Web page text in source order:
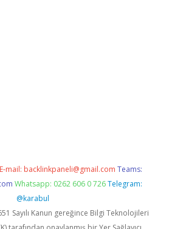
E-mail: backlinkpaneli@gmail.com Teams:
Whatsapp: 0262 606 0 726 Telegram:
@karabul
Sayılı Kanun gereğince Bilgi Teknolojileri